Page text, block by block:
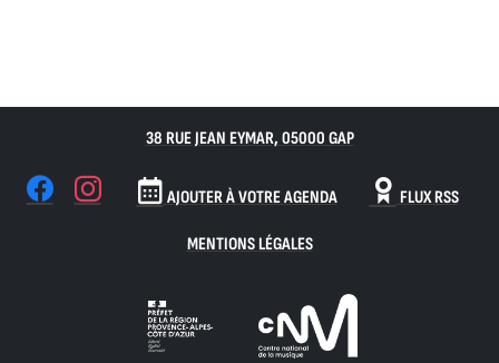
38 RUE JEAN EYMAR, 05000 GAP
AJOUTER À VOTRE AGENDA FLUX RSS
MENTIONS LÉGALES